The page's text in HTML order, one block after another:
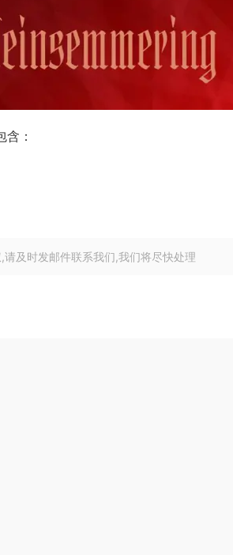
：
及时发邮件联系我们,我们将尽快处理